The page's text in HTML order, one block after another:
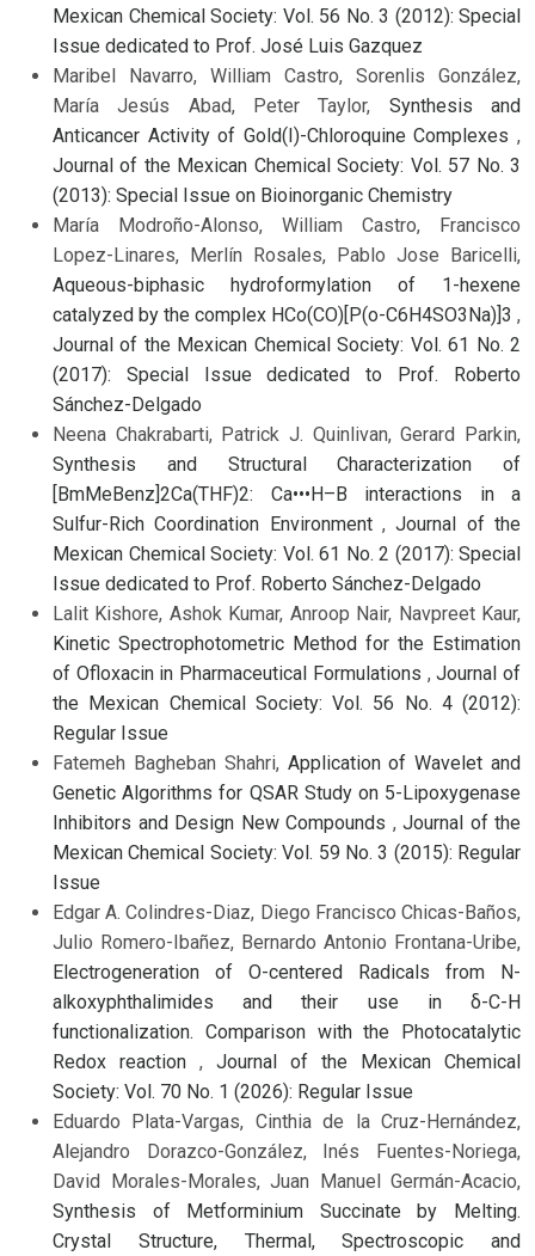
Mexican Chemical Society: Vol. 56 No. 3 (2012): Special
Issue dedicated to Prof. José Luis Gazquez
Maribel Navarro, William Castro, Sorenlis González,
María Jesús Abad, Peter Taylor, Synthesis and
Anticancer Activity of Gold(I)-Chloroquine Complexes ,
Journal of the Mexican Chemical Society: Vol. 57 No. 3
(2013): Special Issue on Bioinorganic Chemistry
María Modroño-Alonso, William Castro, Francisco
Lopez-Linares, Merlín Rosales, Pablo Jose Baricelli,
Aqueous-biphasic hydroformylation of 1-hexene
catalyzed by the complex HCo(CO)[P(o-C6H4SO3Na)]3 ,
Journal of the Mexican Chemical Society: Vol. 61 No. 2
(2017): Special Issue dedicated to Prof. Roberto
Sánchez-Delgado
Neena Chakrabarti, Patrick J. Quinlivan, Gerard Parkin,
Synthesis and Structural Characterization of
[BmMeBenz]2Ca(THF)2: Ca•••H–B interactions in a
Sulfur-Rich Coordination Environment ,Journal of the
Mexican Chemical Society: Vol. 61 No. 2 (2017): Special
Issue dedicated to Prof. Roberto Sánchez-Delgado
Lalit Kishore, Ashok Kumar, Anroop Nair, Navpreet Kaur,
Kinetic Spectrophotometric Method for the Estimation
of Ofloxacin in Pharmaceutical Formulations ,Journal of
the Mexican Chemical Society: Vol. 56 No. 4 (2012):
Regular Issue
Fatemeh Bagheban Shahri, Application of Wavelet and
Genetic Algorithms for QSAR Study on 5-Lipoxygenase
Inhibitors and Design New Compounds , Journal of the
Mexican Chemical Society: Vol. 59 No. 3 (2015): Regular
Issue
Edgar A. Colindres-Diaz, Diego Francisco Chicas-Baños,
Julio Romero-Ibañez, Bernardo Antonio Frontana-Uribe,
Electrogeneration of O-centered Radicals from N-
alkoxyphthalimides and their use in δ-C-H
functionalization. Comparison with the Photocatalytic
Redox reaction , Journal of the Mexican Chemical
Society: Vol. 70 No. 1 (2026): Regular Issue
Eduardo Plata-Vargas, Cinthia de la Cruz-Hernández,
Alejandro Dorazco-González, Inés Fuentes-Noriega,
David Morales-Morales, Juan Manuel Germán-Acacio,
Synthesis of Metforminium Succinate by Melting.
Crystal Structure, Thermal, Spectroscopic and